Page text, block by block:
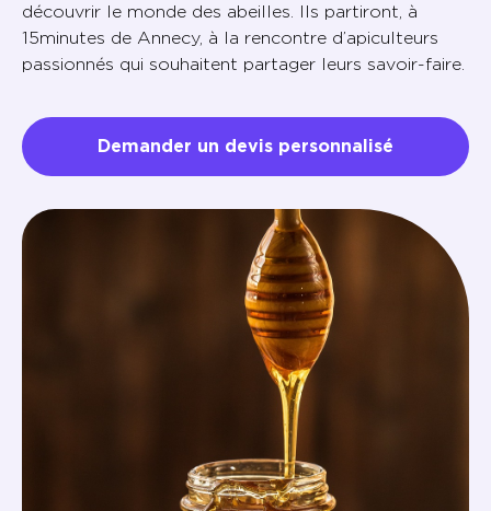
découvrir le monde des abeilles. Ils partiront, à
15minutes de Annecy, à la rencontre d’apiculteurs
passionnés qui souhaitent partager leurs savoir-faire.
Demander un devis personnalisé